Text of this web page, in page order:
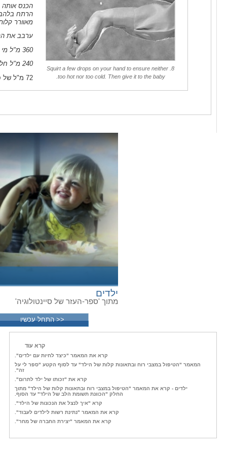
ילדים
מתוך 'ספר-העזר של סיינטולוגיה'
<< התחל עכשיו
8. Squirt a few drops on your hand to ensure neither
too hot nor too cold. Then give it to the baby.
הכנס אותה
מאוורר
ערבב את
360 מ"ל מי שעורה
240 מ"ל חלב הומוגני
72 מ"ל של סירופ תירס
קרא עוד
קרא את המאמר "כיצד לחיות עם ילדים".
המאמר "הטיפול במצבי רוח ובתאונות קלות של הילד" עד לסוף הקטע "ספר לי על
זה".
קרא את "זכותו של ילד לתרום".
ילדים - קרא את המאמר "הטיפול במצבי רוח ובתאונות קלות של הילד" מתוך
החלק "הכוונת תשומת הלב של הילד" עד הסוף.
קרא "איך לנצל את הנכונות של הילד".
קרא את המאמר "נתינת רשות לילדים לעבוד".
קרא את המאמר "יצירת החברה של מחר".